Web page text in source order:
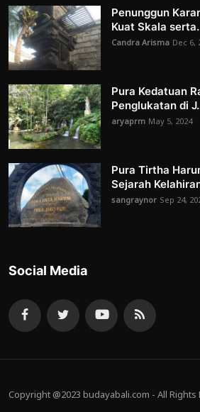
Penunggun
Kuat Skala
Candra Arisma Dec 6,
Pura Kedatuan
Penglukatan di
aryaprm May 5, 2024
Pura Tirtha
Sejarah
sangraynor Sep 24,
Social Media
Copyright @2023 budayabali.com - All